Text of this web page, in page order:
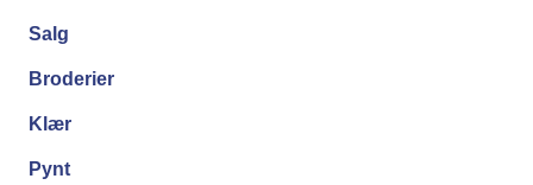
Salg
Broderier
Klær
Pynt